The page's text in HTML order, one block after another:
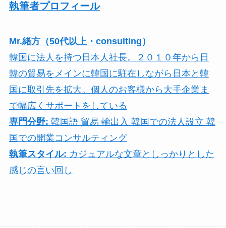
執筆者プロフィール
Mr.緒方（50代以上・consulting）
韓国に法人を持つ日本人社長。２０１０年から日
韓の貿易をメインに韓国に駐在しながら日本と韓
国に取引先を拡大。個人のお客様から大手企業ま
で幅広くサポートをしている
専門分野: 韓国語 貿易 輸出入 韓国での法人設立 韓
国での開業コンサルティング
執筆スタイル: カジュアルな文章としっかりとした
感じの言い回し